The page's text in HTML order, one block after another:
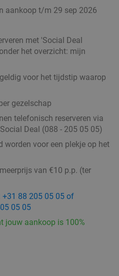
aankoop t/m 29 sep 2026
met 'Social Deal
het overzicht: mijn
voor het tijdstip waarop
gezelschap
telefonisch reserveren via
Deal (088 - 205 05 05)
worden voor een plekje op het
van €10 p.p. (ter
+31 88 205 05 05 of
05 05
jouw aankoop is 100%